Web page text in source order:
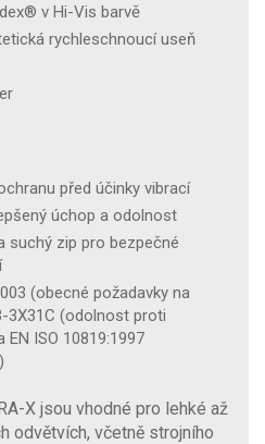
v Hi-Vis barvě
rychleschnoucí useň
před účinky vibrací
úchop a odolnost
suchý zip pro bezpečné
(obecné požadavky na
3X31C (odolnost proti
ISO 10819:1997
X jsou vhodné pro lehké až
odvětvích, včetně strojního